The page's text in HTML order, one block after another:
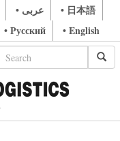
• عربى
• 日本語
• Русский • English